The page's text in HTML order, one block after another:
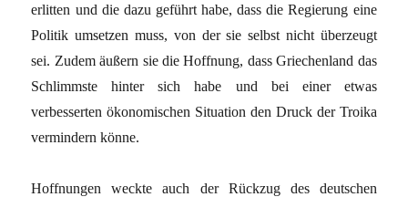
erlitten und die dazu geführt habe, dass die Regierung eine
Politik umsetzen muss, von der sie selbst nicht überzeugt
sei. Zudem äußern sie die Hoffnung, dass Griechenland das
Schlimmste hinter sich habe und bei einer etwas
verbesserten ökonomischen Situation den Druck der Troika
vermindern könne.
Hoffnungen weckte auch der Rückzug des deutschen